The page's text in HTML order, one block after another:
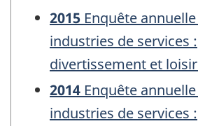
2015 Enquête
industries de services :
divertissement et
2014 Enquête
industries de services :